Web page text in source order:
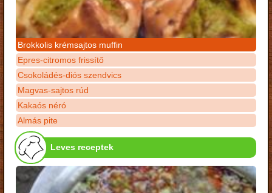
Brokkolis krémsajtos muffin
Epres-citromos frissítő
Csokoládés-diós szendvics
Magvas-sajtos rúd
Kakaós néró
Almás pite
Leves receptek